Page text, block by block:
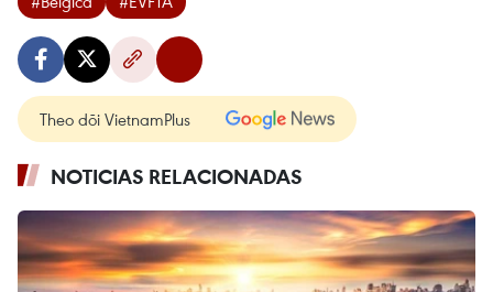
Theo dõi VietnamPlus
NOTICIAS RELACIONADAS